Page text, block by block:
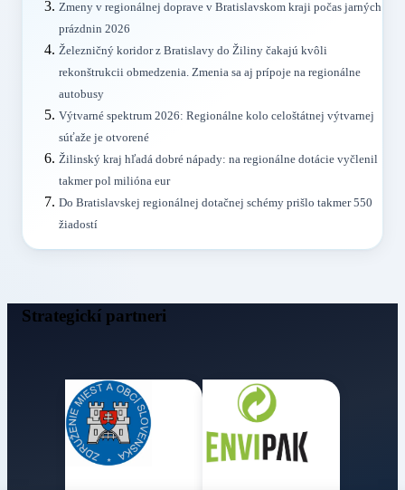
Zmeny v regionálnej doprave v Bratislavskom kraji počas jarných
prázdnin 2026
Železničný koridor z Bratislavy do Žiliny čakajú kvôli
rekonštrukcii obmedzenia. Zmenia sa aj prípoje na regionálne
autobusy
Výtvarné spektrum 2026: Regionálne kolo celoštátnej výtvarnej
súťaže je otvorené
Žilinský kraj hľadá dobré nápady: na regionálne dotácie vyčlenil
takmer pol milióna eur
Do Bratislavskej regionálnej dotačnej schémy prišlo takmer 550
žiadostí
Strategickí partneri